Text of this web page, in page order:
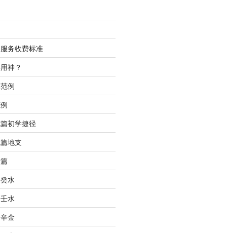
务收费标准
神？
例
初学捷径
地支
水
水
金